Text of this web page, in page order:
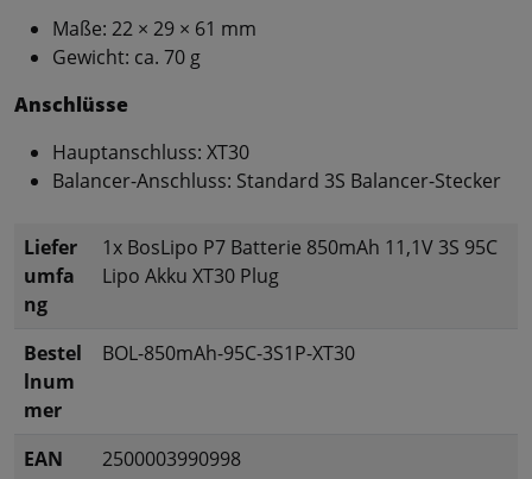
Maße: 22 × 29 × 61 mm
Gewicht: ca. 70 g
Anschlüsse
Hauptanschluss: XT30
Balancer-Anschluss: Standard 3S Balancer-Stecker
Liefer
umfa
ng
1x BosLipo P7 Batterie 850mAh 11,1V 3S 95C
Lipo Akku XT30 Plug
Bestel
lnum
mer
BOL-850mAh-95C-3S1P-XT30
EAN
2500003990998